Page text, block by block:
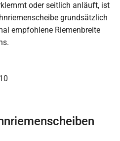
oder seitlich anläuft, ist
grundsätzlich
empfohlene Riemenbreite